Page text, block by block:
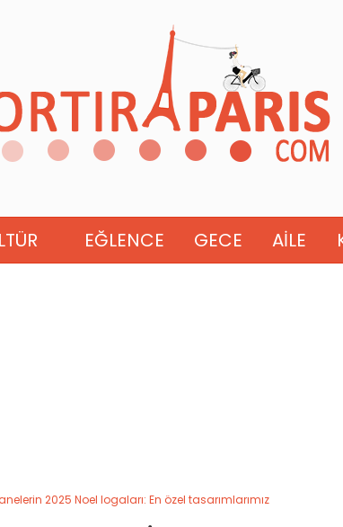
EĞLENCE GECE AILE
2025 Noel logaları: En özel tasarımlarımız